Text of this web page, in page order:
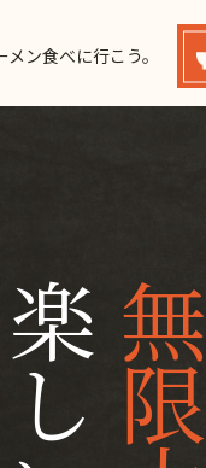
ン食べに行こう。
無限大